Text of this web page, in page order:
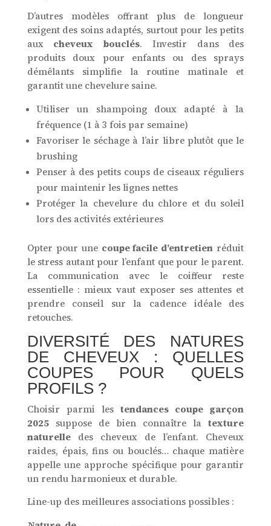
D’autres modèles offrant plus de longueur
exigent des soins adaptés, surtout pour les petits
aux cheveux bouclés. Investir dans des
produits doux pour enfants ou des sprays
démêlants simplifie la routine matinale et
garantit une chevelure saine.
Utiliser un shampoing doux adapté à la
fréquence (1 à 3 fois par semaine)
Favoriser le séchage à l’air libre plutôt que le
brushing
Penser à des petits coups de ciseaux réguliers
pour maintenir les lignes nettes
Protéger la chevelure du chlore et du soleil
lors des activités extérieures
Opter pour une coupe facile d’entretien réduit
le stress autant pour l’enfant que pour le parent.
La communication avec le coiffeur reste
essentielle : mieux vaut exposer ses attentes et
prendre conseil sur la cadence idéale des
retouches.
DIVERSITÉ DES NATURES
DE CHEVEUX : QUELLES
COUPES POUR QUELS
PROFILS ?
Choisir parmi lestendances coupe garçon
2025suppose de bien connaître latexture
naturelledes cheveux de l’enfant. Cheveux
raides, épais, fins ou bouclés… chaque matière
appelle une approche spécifique pour garantir
un rendu harmonieux et durable.
Line-up des meilleures associations possibles :